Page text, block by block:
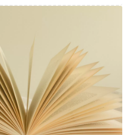
вспоминаем знаковые